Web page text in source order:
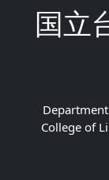
国立
College of